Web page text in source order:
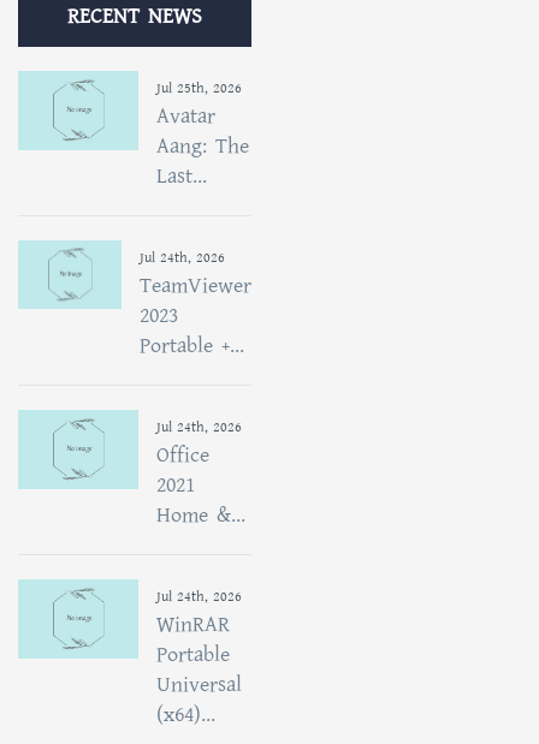
RECENT NEWS
Jul 25th, 2026
Avatar
Aang: The
Last...
Jul 24th, 2026
TeamViewer
2023
Portable +...
Jul 24th, 2026
Office
2021
Home &...
Jul 24th, 2026
WinRAR
Portable
Universal
(x64)...